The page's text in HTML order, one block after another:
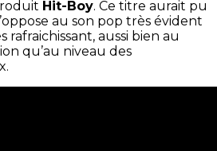
Hit-Boy. Ce titre aurait pu
au son pop très évident
aussi bien au
qu’au niveau des